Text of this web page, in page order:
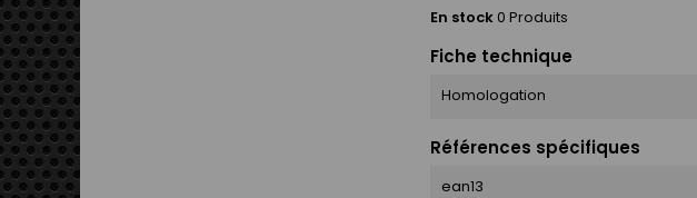
En stock0 Produits
Fiche technique
Homologation
Références spécifiques
ean13